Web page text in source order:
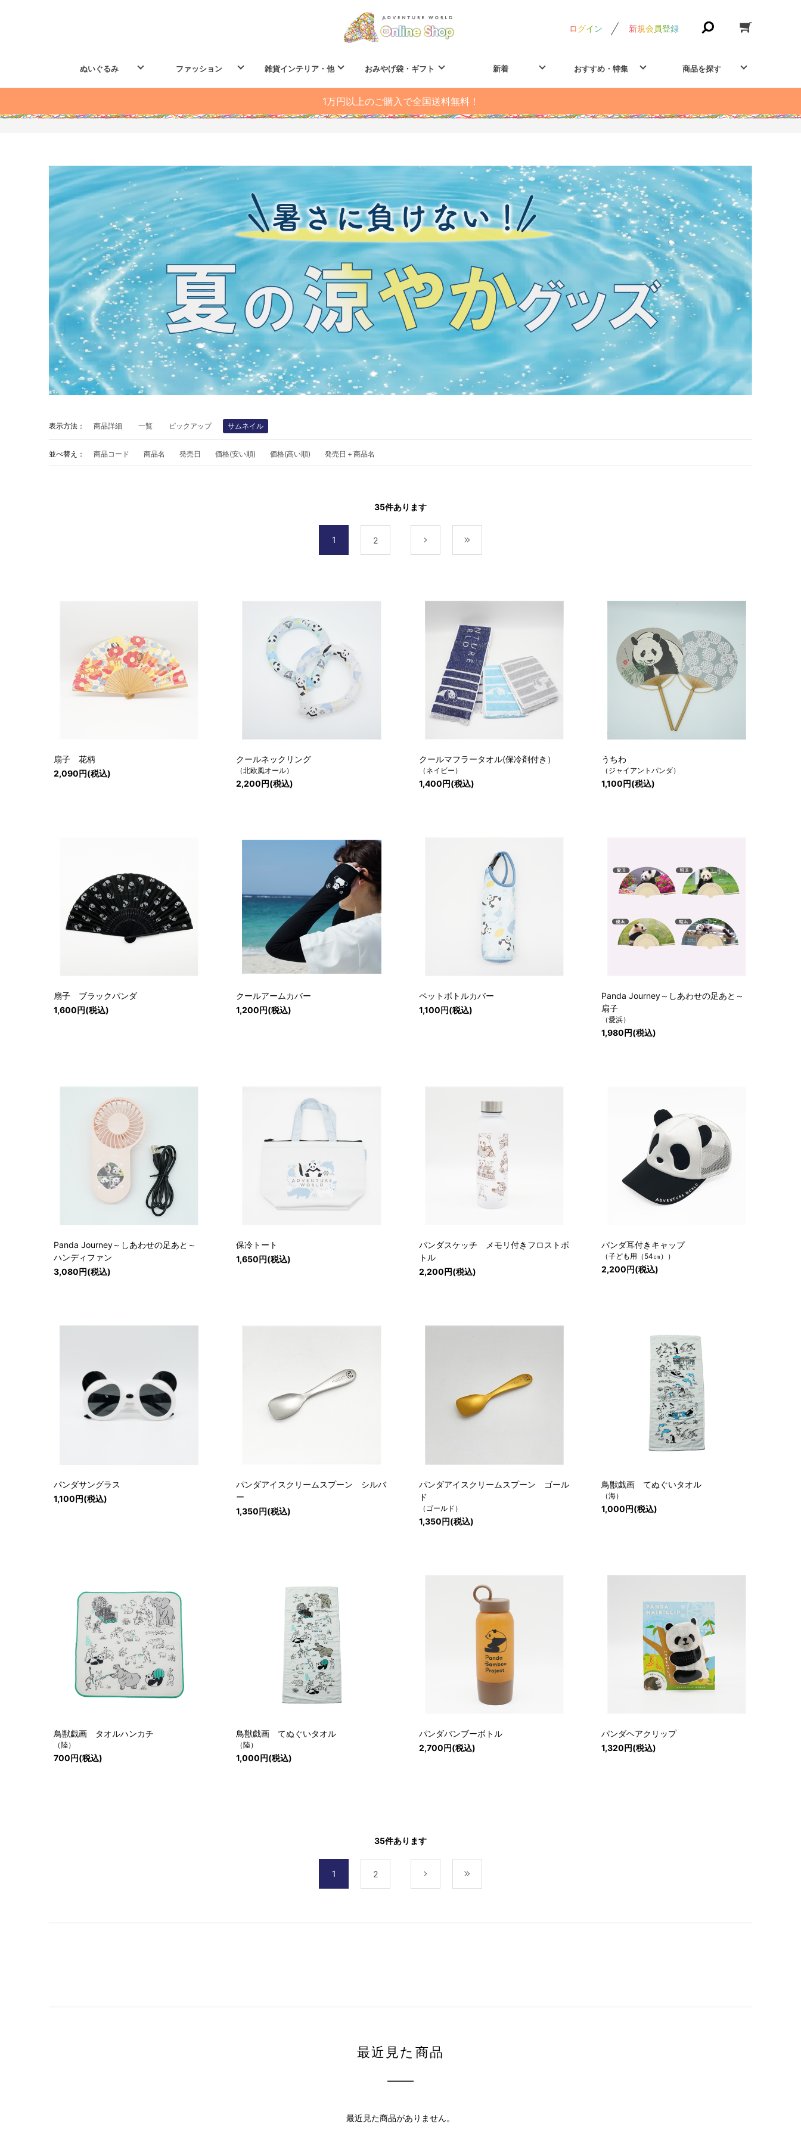
ログイン 新規会員登録
ぬいぐるみ ファッション 雑貨インテリア・他 おみやげ袋・ギフト 新着 おすすめ・特集 商品を探す
1万円以上のご購入で全国送料無料！
表示方法： 商品詳細 一覧 ピックアップ サムネイル
並べ替え： 商品コード 商品名 発売日 価格(安い順) 価格(高い順) 発売日＋商品名
35件あります
1 2
扇子 花柄
2,090円(税込)
クールネックリング
（北欧風オール）
2,200円(税込)
クールマフラータオル(保冷剤付き）
（ネイビー）
1,400円(税込)
うちわ
（ジャイアントパンダ）
1,100円(税込)
扇子 ブラックパンダ
1,600円(税込)
クールアームカバー
1,200円(税込)
ペットボトルカバー
1,100円(税込)
Panda Journey～しあわせの足あと～
扇子
（愛浜）
1,980円(税込)
Panda Journey～しあわせの足あと～
ハンディファン
3,080円(税込)
保冷トート
1,650円(税込)
パンダスケッチ メモリ付きフロストボ
トル
2,200円(税込)
パンダ耳付きキャップ
（子ども用（54㎝））
2,200円(税込)
パンダサングラス
1,100円(税込)
パンダアイスクリームスプーン シルバ
ー
1,350円(税込)
パンダアイスクリームスプーン ゴール
ド
（ゴールド）
1,350円(税込)
鳥獣戯画 てぬぐいタオル
（海）
1,000円(税込)
鳥獣戯画 タオルハンカチ
（陸）
700円(税込)
鳥獣戯画 てぬぐいタオル
（陸）
1,000円(税込)
パンダバンブーボトル
2,700円(税込)
パンダヘアクリップ
1,320円(税込)
35件あります
1 2
最近見た商品
最近見た商品がありません。